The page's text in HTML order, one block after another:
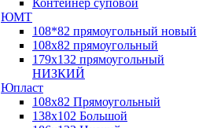
Контейнер суповой
ЮМТ
108*82 прямоугольный новый
108х82 прямоугольный
179х132 прямоугольный
НИЗКИЙ
Юпласт
108х82 Прямоугольный
138х102 Большой